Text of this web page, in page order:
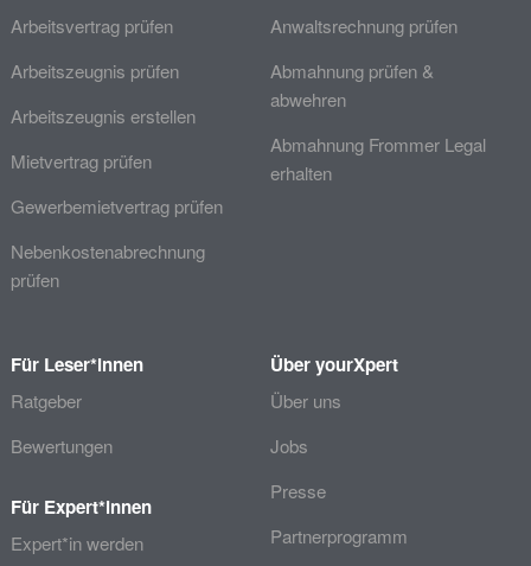
Arbeitsvertrag prüfen
Arbeitszeugnis prüfen
Arbeitszeugnis erstellen
Mietvertrag prüfen
Gewerbemietvertrag prüfen
Nebenkostenabrechnung
prüfen
Anwaltsrechnung prüfen
Abmahnung prüfen &
abwehren
Abmahnung Frommer Legal
erhalten
Für Leser*innen
Ratgeber
Bewertungen
Für Expert*innen
Expert*in werden
Über yourXpert
Über uns
Jobs
Presse
Partnerprogramm